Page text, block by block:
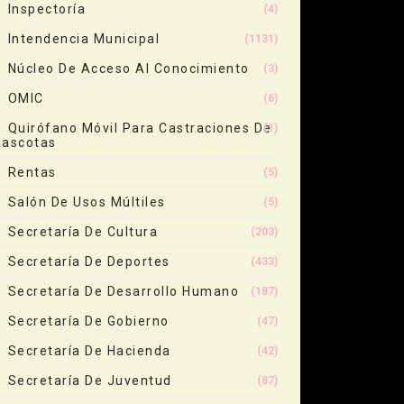
Inspectoría (4)
Intendencia Municipal (1131)
Núcleo De Acceso Al Conocimiento (3)
OMIC (6)
Quirófano Móvil Para Castraciones De(1)
Rentas (5)
Salón De Usos Múltiles (5)
Secretaría De Cultura (203)
Secretaría De Deportes (433)
Secretaría De Desarrollo Humano (187)
Secretaría De Gobierno (47)
Secretaría De Hacienda (42)
Secretaría De Juventud (87)